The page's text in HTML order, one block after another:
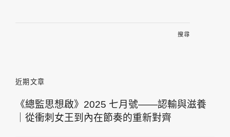
近期文章
《總監思想啟》2025 七月號——認輸與滋養
｜從衝刺女王到內在節奏的重新對齊